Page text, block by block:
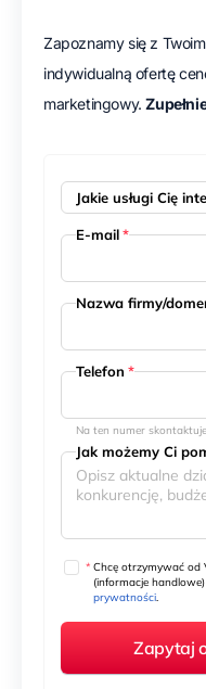
Zapoznamy się z
indywidualną ofertę
marketingowy.
Jakie usługi Cię
E-mail*
Nazwa firmy/
Telefon *
Na ten numer
Jak możemy Ci
Chcę otrzymywać od
(informacje
prywatności.
*